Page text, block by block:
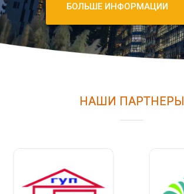
БОЛЬШЕ ИНФОРМАЦИИ
НАШИ ПАРТНЕРЫ